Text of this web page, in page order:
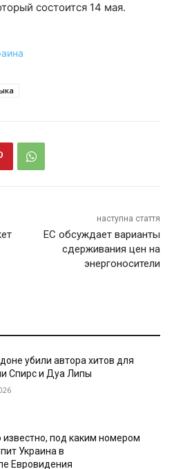
состоится 14 мая.
наступна стаття
ЕС обсуждает варианты
сдерживания цен на
энергоносители
убили автора хитов для
Спирс и Дуа Липы
известно, под каким номером
Украина в
Евровидения